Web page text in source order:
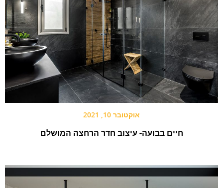
אוקטובר 10, 2021
חיים בבועה- עיצוב חדר הרחצה המושלם